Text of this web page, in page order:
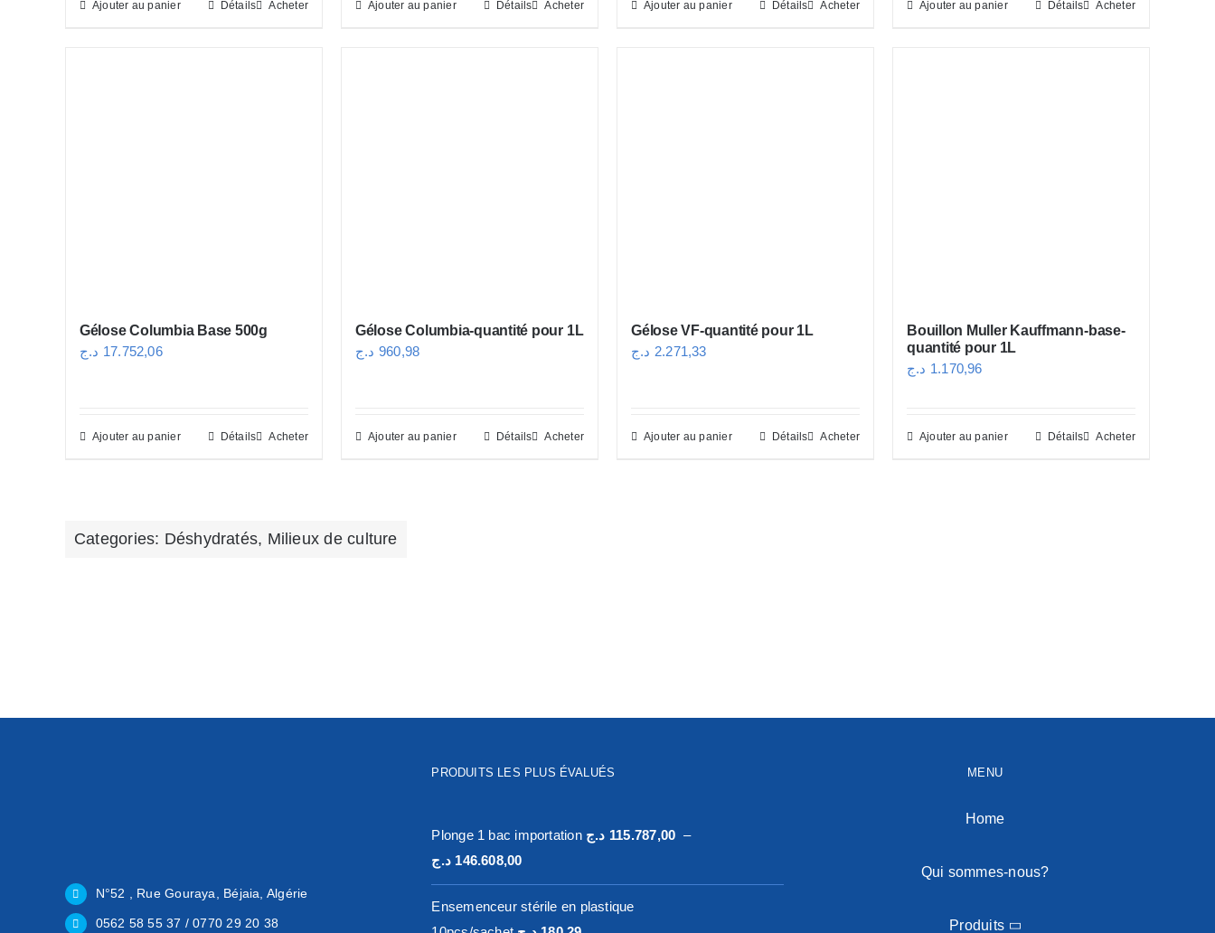
Ajouter au panier Acheter
Détails Ajouter au panier Acheter
Détails Ajouter au panier Acheter
Détails Ajouter au panier Acheter
Détails
Gélose Columbia Base 500g
17.752,06 د.ج
Ajouter au panier Acheter
Détails
Gélose Columbia-quantité pour 1L
960,98 د.ج
Ajouter au panier Acheter
Détails
Gélose VF-quantité pour 1L
2.271,33 د.ج
Ajouter au panier Acheter
Détails
Bouillon Muller Kauffmann-base-
quantité pour 1L
1.170,96 د.ج
Ajouter au panier Acheter
Détails
Categories: Déshydratés, Milieux de culture
N°52 , Rue Gouraya, Béjaia, Algérie
0562 58 55 37 / 0770 29 20 38
PRODUITS LES PLUS ÉVALUÉS
Plonge 1 bac importation 115.787,00 د.ج
–
146.608,00 د.ج
Plage
de
prix :
Ensemenceur stérile en plastique
MENU
Home
Qui sommes-nous?
Produits